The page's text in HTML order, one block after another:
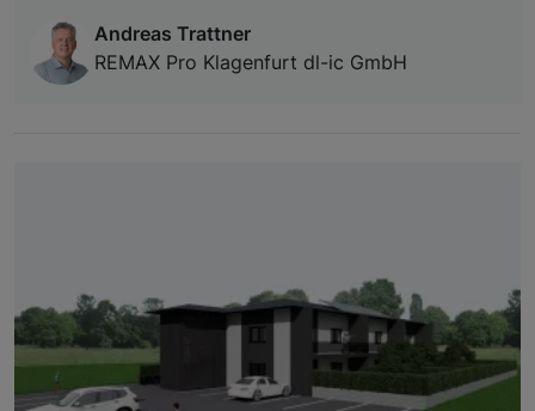
Andreas Trattner
REMAX Pro Klagenfurt dl-ic GmbH